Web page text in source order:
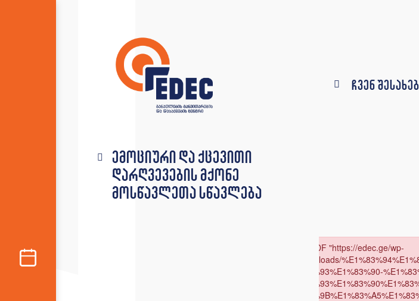
ჩვენ შესახებ
ემოციური და ქცევითი
დარღვევების მქონე
მოსწავლეთა სწავლება